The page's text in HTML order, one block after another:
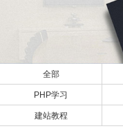
全部
PHP学习
建站教程